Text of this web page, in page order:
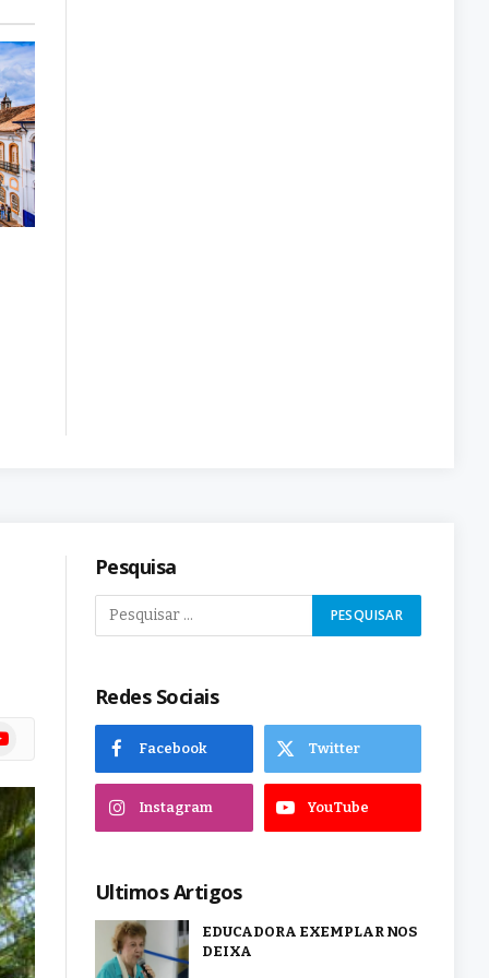
Pesquisa
Redes Sociais
Facebook Twitter
Instagram YouTube
Ultimos Artigos
EDUCADORA EXEMPLAR NOS
DEIXA